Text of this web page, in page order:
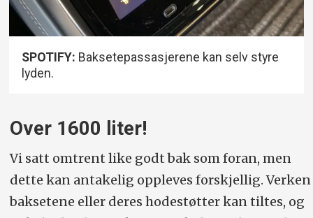
SPOTIFY: Baksetepassasjerene kan selv styre
lyden.
Over 1600 liter!
Vi satt omtrent like godt bak som foran, men
dette kan antakelig oppleves forskjellig. Verken
baksetene eller deres hodestøtter kan tiltes, og